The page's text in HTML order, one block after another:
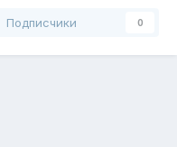
Подписчики 0